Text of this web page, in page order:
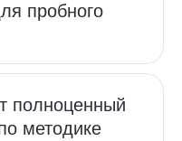
пробного
полноценный
методике